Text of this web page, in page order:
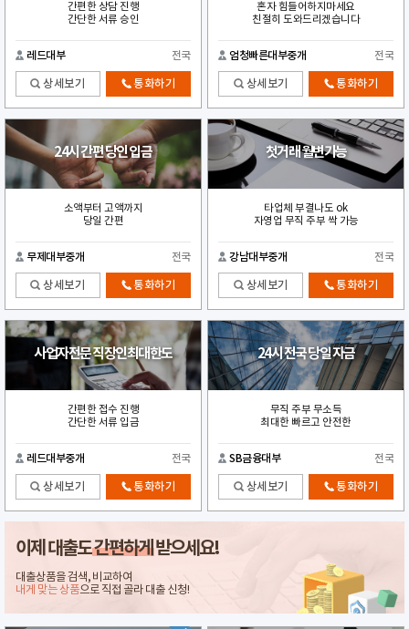
간편한 상담 진행
간단한 서류 승인
레드대부 전국
상세보기 통화하기
혼자 힘들어하지마세요
친절히 도와드리겠습니다
엄청빠른대부중개 전국
상세보기 통화하기
24시 간편 당인 입금
소액부터 고액까지
당일 간편
무제대부중개 전국
상세보기 통화하기
첫거래 월변가능
타업체 부결나도 ok
자영업 무직 주부 싹 가능
강남대부중개 전국
상세보기 통화하기
사업자전문 직장인최대한도
간편한 접수 진행
간단한 서류 입금
레드대부중개 전국
상세보기 통화하기
24시 전국 당일 자금
무직 주부 무소득
최대한 빠르고 안전한
SB금융대부 전국
상세보기 통화하기
이제 대출도간편하게받으세요!
대출상품을 검색, 비교하여
내게 맞는 상품으로 직접 골라 대출 신청!